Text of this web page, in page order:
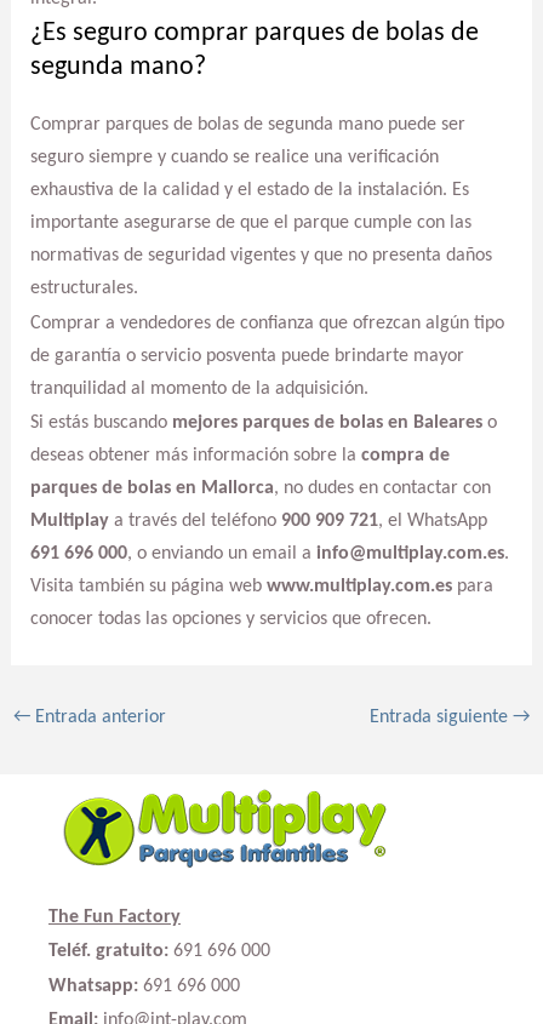
¿Es seguro comprar parques de bolas de
segunda mano?
Comprar parques de bolas de segunda mano puede ser
seguro siempre y cuando se realice una verificación
exhaustiva de la calidad y el estado de la instalación. Es
importante asegurarse de que el parque cumple con las
normativas de seguridad vigentes y que no presenta daños
estructurales.
Comprar a vendedores de confianza que ofrezcan algún tipo
de garantía o servicio posventa puede brindarte mayor
tranquilidad al momento de la adquisición.
Si estás buscando mejores parques de bolas en Baleareso
deseas obtener más información sobre la compra de
parques de bolas en Mallorca, no dudes en contactar con
Multiplaya través del teléfono 900 909 721, el WhatsApp
691 696 000, o enviando un email a info@multiplay.com.es.
Visita también su página web www.multiplay.com.espara
conocer todas las opciones y servicios que ofrecen.
←Entrada anterior Entrada siguiente→
The Fun Factory
Teléf. gratuito: 691 696 000
Whatsapp: 691 696 000